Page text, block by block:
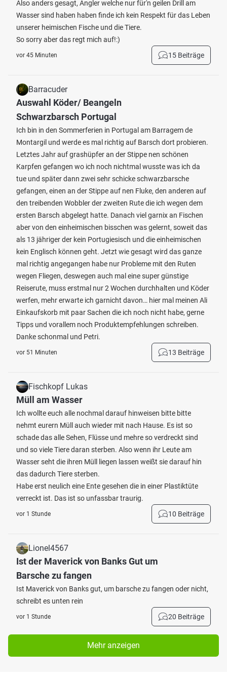
Also anders gesagt, Angler welche nur für'n geilen Drill am
Wasser sind haben haben finde ich kein Respekt für das Leben
unserer heimischen Fische und die Tiere.
So sorry aber das regt mich auf!:)
vor 45 Minuten 15 Beiträge
Barracuder
Auswahl Köder/ Beangeln
Schwarzbarsch Portugal
Ich bin in den Sommerferien in Portugal am Barragem de
Montargil und werde es mal richtig auf Barsch dort probieren.
Letztes Jahr auf grashüpfer an der Stippe nen schönen
Karpfen gefangen wo ich noch nichtmal wusste was ich da
tue und später dann zwei sehr schicke schwarzbarsche
gefangen, einen an der Stippe auf nen Fluke, den anderen auf
den treibenden Wobbler der zweiten Rute die ich wegen dem
ersten Barsch abgelegt hatte. Danach viel garnix an Fischen
aber von den einheimischen bisschen was gelernt, soweit das
als 13 jähriger der kein Portugiesisch und die einheimischen
kein Englisch können geht. Jetzt wie gesagt wird das ganze
mal richtig angegangen habe nur Probleme mit den Ruten
wegen Fliegen, deswegen auch mal eine super günstige
Reiserute, muss erstmal nur 2 Wochen durchhalten und Köder
werfen, mehr erwarte ich garnicht davon… hier mal meinen Ali
Einkaufskorb mit paar Sachen die ich noch nicht habe, gerne
Tipps und vorallem noch Produktempfehlungen schreiben.
Danke schonmal und Petri.
vor 51 Minuten 13 Beiträge
Fischkopf Lukas
Müll am Wasser
Ich wollte euch alle nochmal darauf hinweisen bitte bitte
nehmt eurern Müll auch wieder mit nach Hause. Es ist so
schade das alle Sehen, Flüsse und mehre so verdreckt sind
und so viele Tiere daran sterben. Also wenn ihr Leute am
Wasser seht die ihren Müll liegen lassen weißt sie darauf hin
das dadurch Tiere sterben.
Habe erst neulich eine Ente gesehen die in einer Plastiktüte
verreckt ist. Das ist so unfassbar traurig.
vor 1 Stunde 10 Beiträge
Lionel4567
Ist der Maverick von Banks Gut um
Barsche zu fangen
Ist Maverick von Banks gut, um barsche zu fangen oder nicht,
schreibt es unten rein
vor 1 Stunde 20 Beiträge
Mehr anzeigen